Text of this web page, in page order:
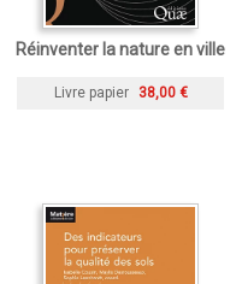
Réinventer la nature en ville
Livre papier 38,00 €